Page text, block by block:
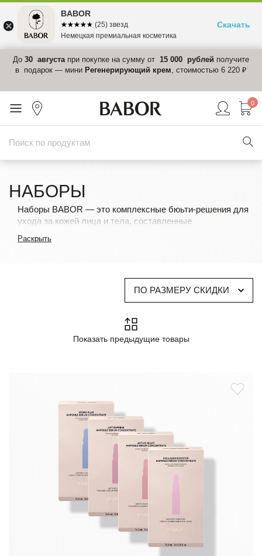
До 30 августапри покупке на сумму от 15 000 рублей получите
в подарок — мини Регенерирующий крем, стоимостью 6 220 ₽
0
НАБОРЫ
Наборы BABOR — это комплексные бюьти-решения для
ухода за кожей лица и тела, составленные
порадовать себя и близких подарками.
Раскрыть
ПО РАЗМЕРУ СКИДКИ
Показать предыдущие товары
BABOR
☆☆☆☆☆
★★★★★ (25) звезд
Немецкая премиальная косметика
Скачать